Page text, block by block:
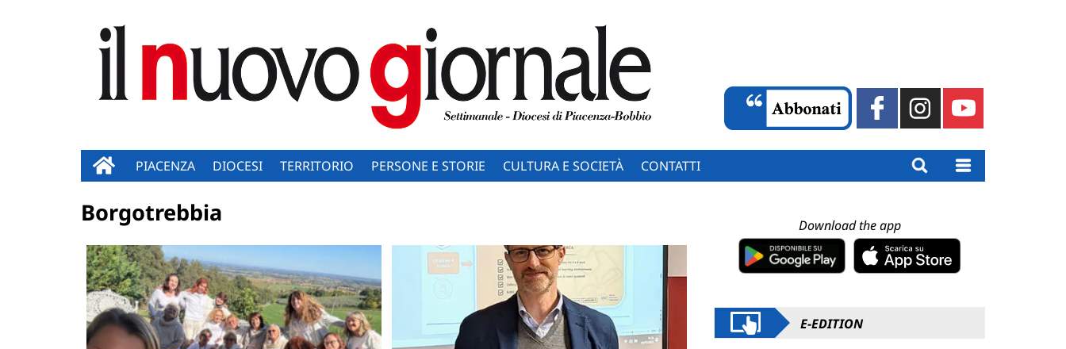
PIACENZA DIOCESI TERRITORIO PERSONE E STORIE CULTURA E SOCIETÀ CONTATTI
Borgotrebbia Download the app
E-EDITION